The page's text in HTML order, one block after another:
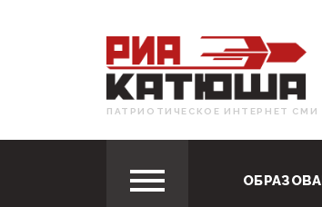
ПАТРИОТИЧЕСКОЕ ИНТЕРНЕТ СМИ